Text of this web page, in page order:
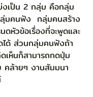
งเป็น 2 กลุ่ม คือกลุ่ม
มคนฟัง  กลุ่มคนสร้าง
ดหัวข้อเรื่องที่จะพูดและ
ได้ ส่วนกลุ่มคนฟังถ้า
เห็นก็สามารถกดปุ่ม
คล้ายๆ งานสัมมนา